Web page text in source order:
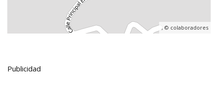
, © colaboradores
Publicidad